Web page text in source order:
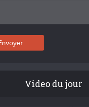
Video du jour